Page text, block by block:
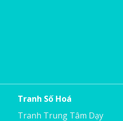
Tranh Số Hoá
Tranh Trung Tâm Dạy